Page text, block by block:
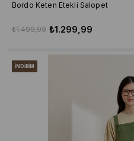
Bordo Keten Etekli Salopet
₺1.299,99
₺1.499,99
İNDIRIM